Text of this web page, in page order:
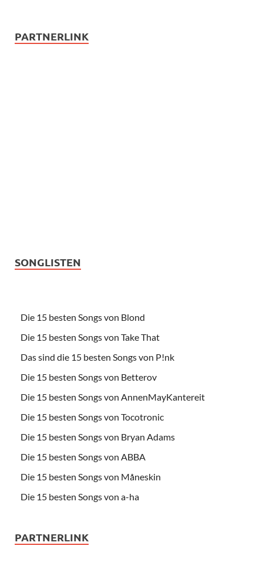
PARTNERLINK
SONGLISTEN
Die 15 besten Songs von Blond
Die 15 besten Songs von Take That
Das sind die 15 besten Songs von P!nk
Die 15 besten Songs von Betterov
Die 15 besten Songs von AnnenMayKantereit
Die 15 besten Songs von Tocotronic
Die 15 besten Songs von Bryan Adams
Die 15 besten Songs von ABBA
Die 15 besten Songs von Måneskin
Die 15 besten Songs von a-ha
PARTNERLINK